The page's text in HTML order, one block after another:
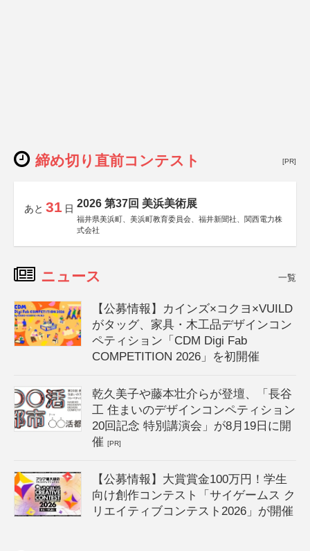
締め切り直前コンテスト [PR]
あと 31 日 2026 第37回 美浜美術展
福井県美浜町、美浜町教育委員会、福井新聞社、関西電力株
式会社
ニュース 一覧
【公募情報】カインズ×コクヨ×VUILD
がタッグ、家具・木工品デザインコン
ペティション「CDM Digi Fab
COMPETITION 2026」を初開催
乾久美子や藤本壮介らが登壇、「長谷
工 住まいのデザインコンペティション
20回記念 特別講演会」が8月19日に開
催[PR]
【公募情報】大賞賞金100万円！学生
向け創作コンテスト「サイゲームス ク
リエイティブコンテスト2026」が開催